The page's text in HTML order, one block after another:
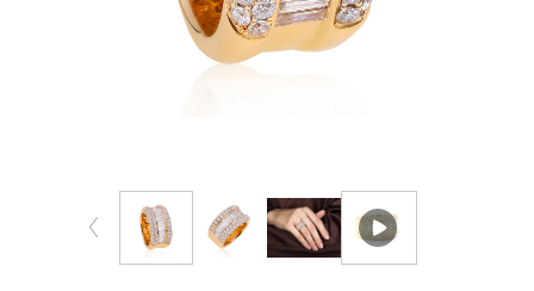
Бесплатная доставка
Контакты